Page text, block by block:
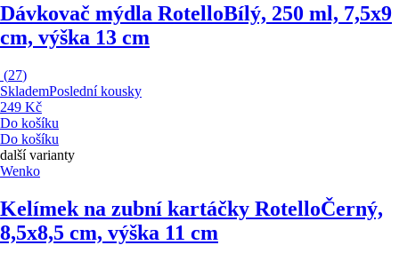
Dávkovač mýdla RotelloBílý, 250 ml, 7,5x9
cm, výška 13 cm
(27)
SklademPoslední kousky
249 Kč
Do košíku
Do košíku
další varianty
Wenko
Kelímek na zubní kartáčky RotelloČerný,
8,5x8,5 cm, výška 11 cm